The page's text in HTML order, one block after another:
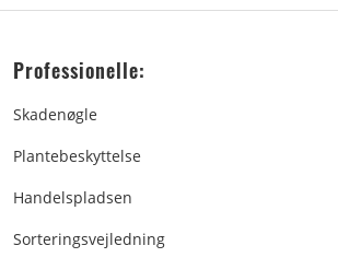
Professionelle:
Skadenøgle
Plantebeskyttelse
Handelspladsen
Sorteringsvejledning